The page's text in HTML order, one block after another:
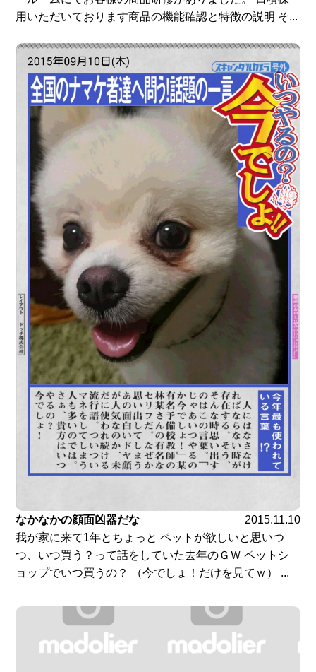
用いただいております商品の機能確認と特徴の説明 そ...
なかなかの顔面凶器だな
2015.11.10
我が家に来て1年とちょっと ペットが欲しいと思いつ
つ、いつ買う？って話をしていた去年のＧＷ ペットシ
ョップでいつ買うの？ （今でしょ！だけを見てｗ） ...